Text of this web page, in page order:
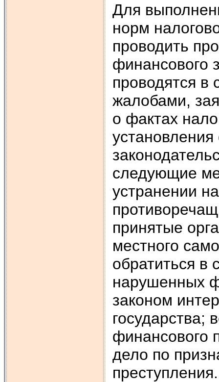
Для
норм
проводить
финансового
проводятся в
жалобами,
о фактах
следующие
устранении
принятые
местного
обратиться в
нарушенных
законом
государства;
финансового
дело по
преступления.